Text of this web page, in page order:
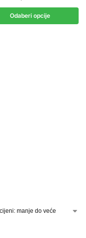
Odaberi opcije